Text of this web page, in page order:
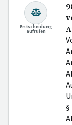
Entscheidung
aufrufen
§